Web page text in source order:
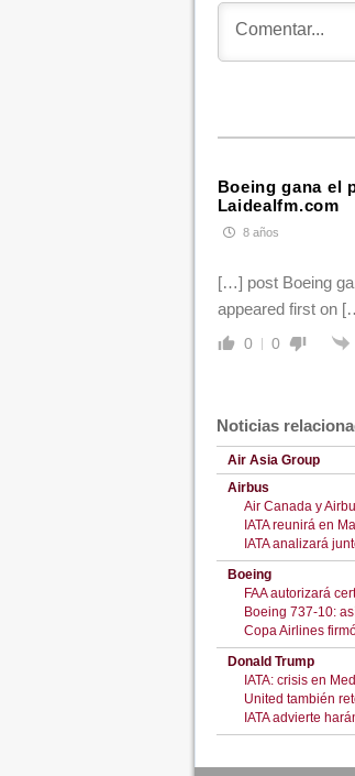
Boeing gana el
Laidealfm.com
8 años
[…] post Boeing
appeared first on
0 0
Noticias
Air Asia Group
Airbus
Air Canada y
IATA reunirá en
IATA analizará
Boeing
FAA autorizará
Boeing 737-10:
Copa Airlines
Donald Trump
IATA: crisis en
United también
IATA advierte